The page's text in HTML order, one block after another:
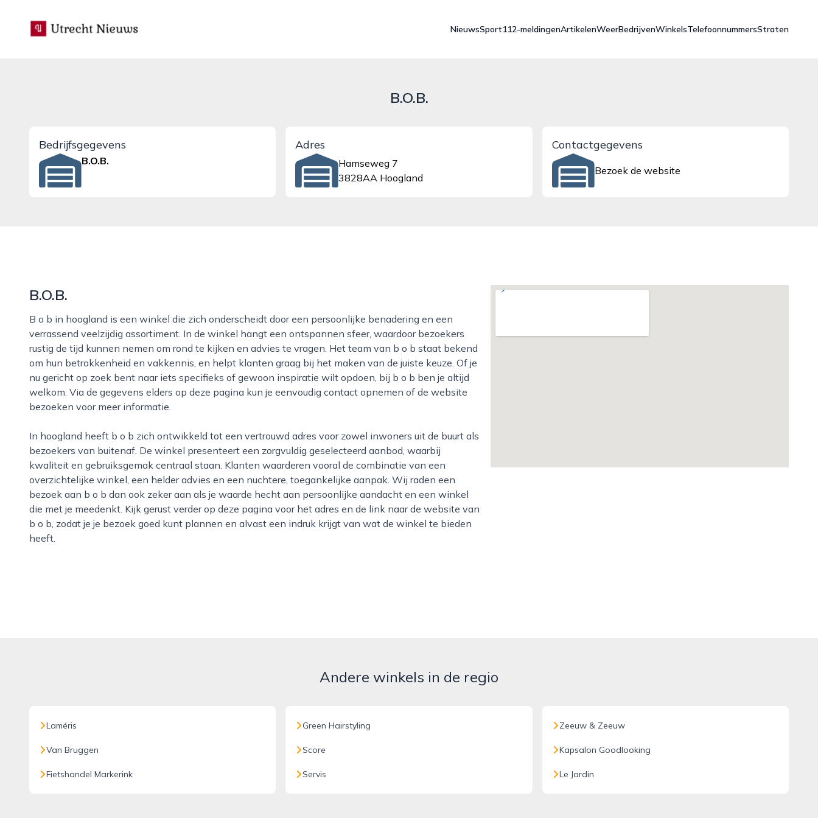
utrecht-nieuws.nl
NieuwsSport112-meldingenArtikelenWeerBedrijvenWinkelsTelefoonnummersStraten
B.O.B.
Bedrijfsgegevens
B.O.B.
Adres
Hamseweg 7
3828AA Hoogland
Contactgegevens
Bezoek de website
B.O.B.
B o b in hoogland is een winkel die zich onderscheidt door een persoonlijke benadering en een
verrassend veelzijdig assortiment. In de winkel hangt een ontspannen sfeer, waardoor bezoekers
rustig de tijd kunnen nemen om rond te kijken en advies te vragen. Het team van b o b staat bekend
om hun betrokkenheid en vakkennis, en helpt klanten graag bij het maken van de juiste keuze. Of je
nu gericht op zoek bent naar iets specifieks of gewoon inspiratie wilt opdoen, bij b o b ben je altijd
welkom. Via de gegevens elders op deze pagina kun je eenvoudig contact opnemen of de website
bezoeken voor meer informatie.
In hoogland heeft b o b zich ontwikkeld tot een vertrouwd adres voor zowel inwoners uit de buurt als
bezoekers van buitenaf. De winkel presenteert een zorgvuldig geselecteerd aanbod, waarbij
kwaliteit en gebruiksgemak centraal staan. Klanten waarderen vooral de combinatie van een
overzichtelijke winkel, een helder advies en een nuchtere, toegankelijke aanpak. Wij raden een
bezoek aan b o b dan ook zeker aan als je waarde hecht aan persoonlijke aandacht en een winkel
die met je meedenkt. Kijk gerust verder op deze pagina voor het adres en de link naar de website van
b o b, zodat je je bezoek goed kunt plannen en alvast een indruk krijgt van wat de winkel te bieden
heeft.
Andere winkels in de regio
Laméris
Van Bruggen
Fietshandel Markerink
Green Hairstyling
Score
Servis
Zeeuw & Zeeuw
Kapsalon Goodlooking
Le Jardin